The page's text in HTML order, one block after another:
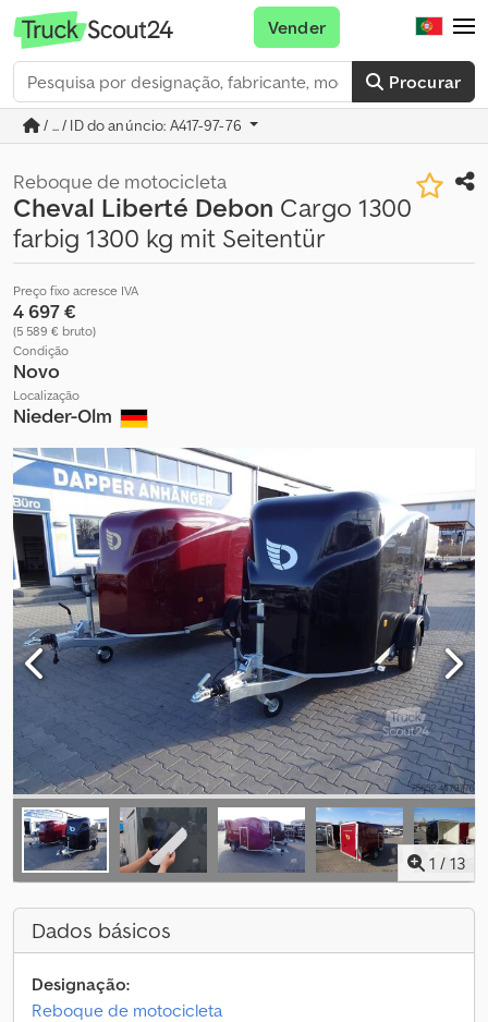
Procurar
Vender
/ ... / ID do anúncio: A417-97-76
Reboque de motocicleta
Cheval Liberté Debon Cargo 1300
farbig 1300 kg mit Seitentür
Preço fixo acresce IVA
4 697 €
(5 589 € bruto)
Condição
Novo
Localização
Nieder-Olm
1 / 13
Dados básicos
Designação:
Reboque de motocicleta